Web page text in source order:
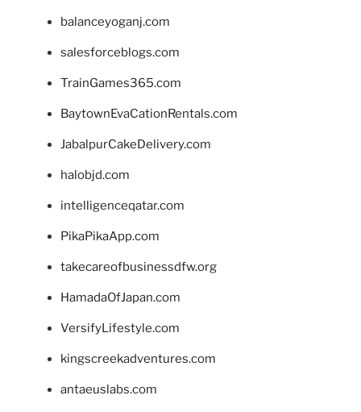
balanceyoganj.com
salesforceblogs.com
TrainGames365.com
BaytownEvaCationRentals.com
JabalpurCakeDelivery.com
halobjd.com
intelligenceqatar.com
PikaPikaApp.com
takecareofbusinessdfw.org
HamadaOfJapan.com
VersifyLifestyle.com
kingscreekadventures.com
antaeuslabs.com